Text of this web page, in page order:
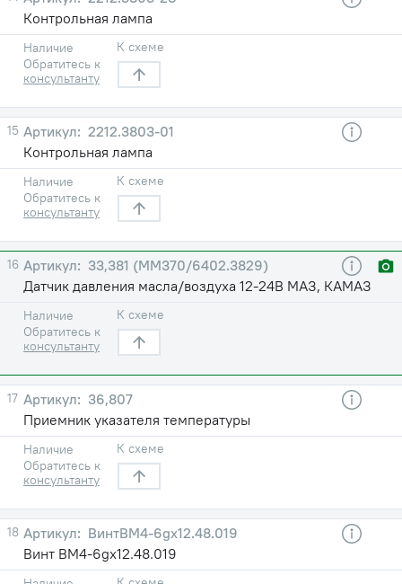
Контрольная лампа
Наличие
Обратитесь к
консультанту
К схеме
15
2212.3803-01
Контрольная лампа
Наличие
Обратитесь к
консультанту
К схеме
16
33,381 (ММ370/6402.3829)
Датчик давления масла/воздуха 12-24В МАЗ, КАМАЗ
Наличие
Обратитесь к
консультанту
К схеме
17
36,807
Приемник указателя температуры
Наличие
Обратитесь к
консультанту
К схеме
18
ВинтВМ4-6gx12.48.019
Винт ВМ4-6gx12.48.019